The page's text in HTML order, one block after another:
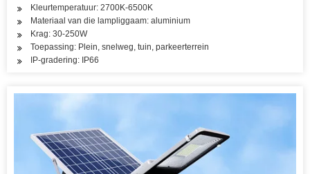
Kleurtemperatuur: 2700K-6500K
Materiaal van die lampliggaam: aluminium
Krag: 30-250W
Toepassing: Plein, snelweg, tuin, parkeerterrein
IP-gradering: IP66